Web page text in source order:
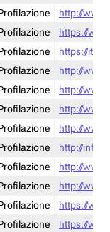
http://
https://
https://it-
http://
http://
http://
http://
http://
http://
http://
https://
https://